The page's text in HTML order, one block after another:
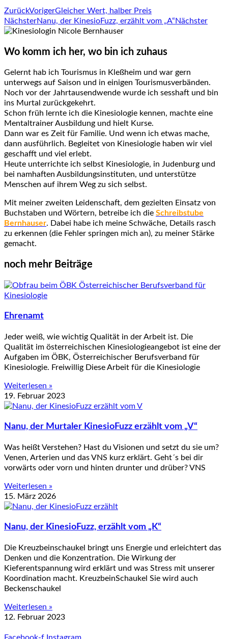
ZurückVorigerGleicher Wert, halber Preis
NächsterNanu, der KinesioFuzz, erzählt vom „A“Nächster
Wo komm ich her, wo bin ich zuhaus
Gelernt hab ich Tourismus in Kleßheim und war gern
unterwegs auf Saison und in einigen Tourismusverbänden.
Noch vor der Jahrtausendwende wurde ich sesshaft und bin
ins Murtal zurückgekehrt.
Schon früh lernte ich die Kinesiologie kennen, machte eine
Mentaltrainer Ausbildung und hielt Kurse.
Dann war es Zeit für Familie. Und wenn ich etwas mache,
dann ausführlich. Begleitet von Kinesiologie haben wir viel
geschafft und viel erlebt.
Heute unterrichte ich selbst Kinesiologie, in Judenburg und
bei namhaften Ausbildungsinstituten, und unterstütze
Menschen auf ihrem Weg zu sich selbst.
Mit meiner zweiten Leidenschaft, dem gezielten Einsatz von
Buchstaben und Wörtern, betreibe ich die Schreibstube
Bernhauser. Dabei habe ich meine Schwäche, Details rasch
zu erkennen (die Fehler springen mich an), zu meiner Stärke
gemacht.
noch mehr Beiträge
Ehrenamt
Jeder weiß, wie wichtig Qualität in der Arbeit ist. Die
Qualität im österreichischen Kinesiologieangebot ist eine der
Aufgaben im ÖBK, Österreichischer Berufsverband für
Kinesiologie. Freiwillig Diese Arbeit für die Kinesiologie
Weiterlesen »
19. Februar 2023
Nanu, der Murtaler KinesioFuzz erzählt vom „V“
Was heißt Verstehen? Hast du Visionen und setzt du sie um?
Venen, Arterien und das VNS kurz erklärt. Geht´s bei dir
vorwärts oder vorn und hinten drunter und drüber? VNS
Weiterlesen »
15. März 2026
Nanu, der KinesioFuzz, erzählt vom „K“
Die Kreuzbeinschaukel bringt uns Energie und erleichtert das
Denken und die Konzentration. Die Wirkung der
Kieferentspannung wird erklärt und was Stress mit unserer
Koordination macht. KreuzbeinSchaukel Sie wird auch
Beckenschaukel
Weiterlesen »
12. Februar 2023
Facebook-f Instagram